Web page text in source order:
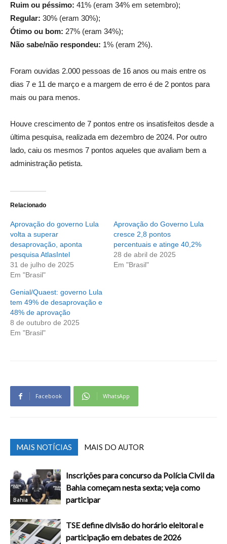
Ruim ou péssimo: 41% (eram 34% em setembro);
Regular: 30% (eram 30%);
Ótimo ou bom: 27% (eram 34%);
Não sabe/não respondeu: 1% (eram 2%).
Foram ouvidas 2.000 pessoas de 16 anos ou mais entre os
dias 7 e 11 de março e a margem de erro é de 2 pontos para
mais ou para menos.
Houve crescimento de 7 pontos entre os insatisfeitos desde a
última pesquisa, realizada em dezembro de 2024. Por outro
lado, caiu os mesmos 7 pontos aqueles que avaliam bem a
administração petista.
Relacionado
Aprovação do governo Lula
volta a superar
desaprovação, aponta
pesquisa AtlasIntel
31 de julho de 2025
Em "Brasil"
Aprovação do Governo Lula
cresce 2,8 pontos
percentuais e atinge 40,2%
28 de abril de 2025
Em "Brasil"
Genial/Quaest: governo Lula
tem 49% de desaprovação e
48% de aprovação
8 de outubro de 2025
Em "Brasil"
Facebook WhatsApp
MAIS NOTÍCIAS MAIS DO AUTOR
Bahia
Inscrições para concurso da Polícia Civil da
Bahia começam nesta sexta; veja como
participar
TSE define divisão do horário eleitoral e
participação em debates de 2026